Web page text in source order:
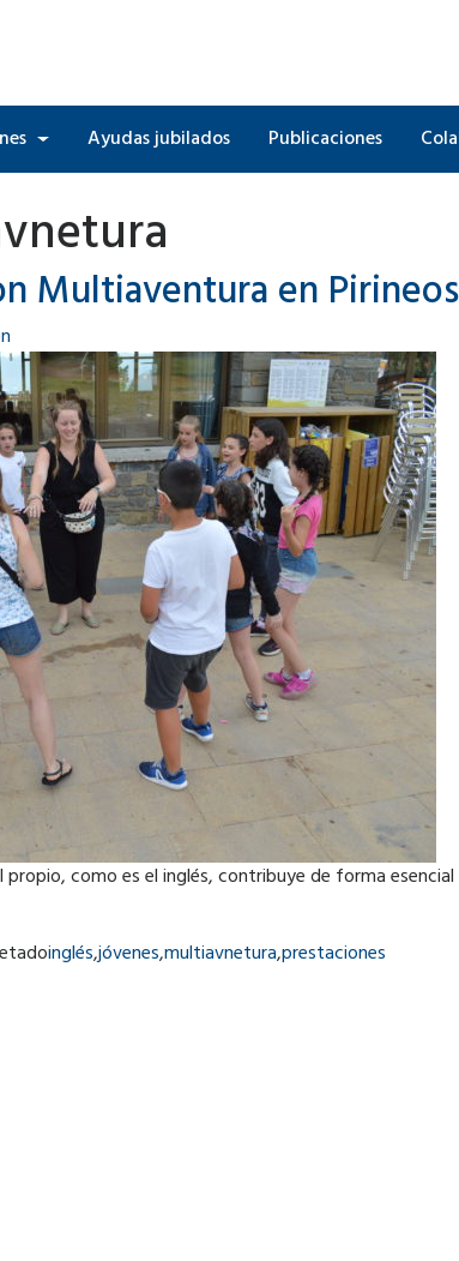
Ayudas jubilados Publicaciones
Multiaventura en
como es el inglés, contribuye de forma esencial
inglés,jóvenes,multiavnetura,prestaciones